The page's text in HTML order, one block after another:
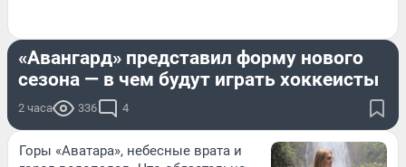
«Авангард» представил форму нового
сезона — в чем будут играть хоккеисты
2 часа 336 4
Горы «Аватара», небесные врата и